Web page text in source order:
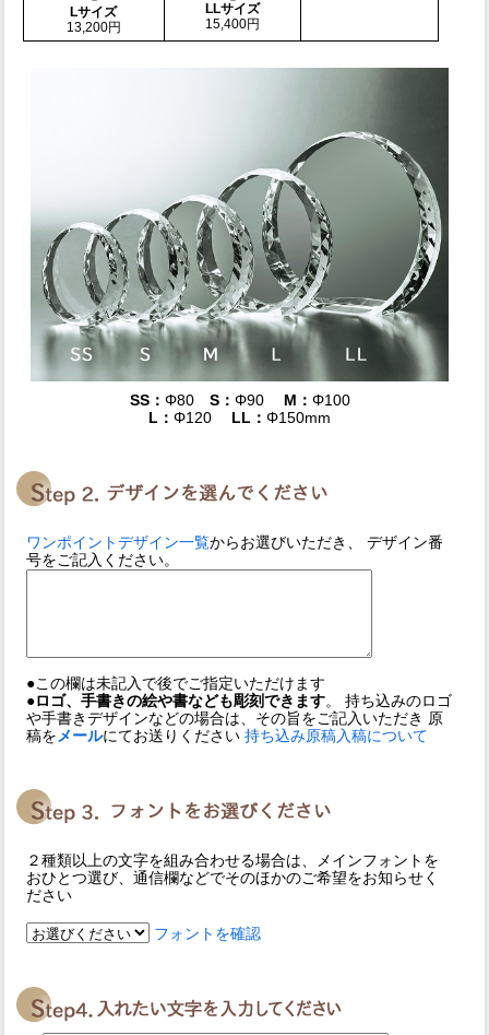
Lサイズ
13,200円
LLサイズ
15,400円
SS： Φ80 S： Φ90 M： Φ100
L： Φ120 LL： Φ150mm
ワンポイントデザイン一覧からお選びいただき、 デザイン番
号をご記入ください。
●この欄は未記入で後でご指定いただけます
●ロゴ、手書きの絵や書なども彫刻できます。 持ち込みのロゴ
や手書きデザインなどの場合は、その旨をご記入いただき 原
稿を メールにてお送りください 持ち込み原稿入稿について
２種類以上の文字を組み合わせる場合は、メインフォントを
おひとつ選び、通信欄などでそのほかのご希望をお知らせく
ださい
フォントを確認